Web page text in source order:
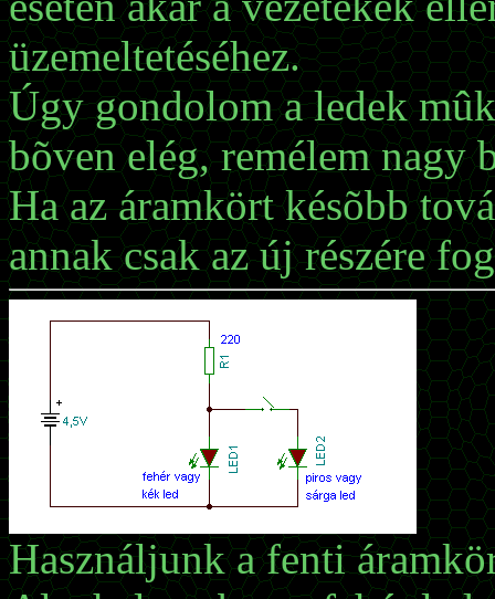
üzemeltetéséhez.
Úgy gondolom a ledek
bõven elég, remélem nagy
Ha az áramkört késõbb
annak csak az új részére
Használjunk a fenti